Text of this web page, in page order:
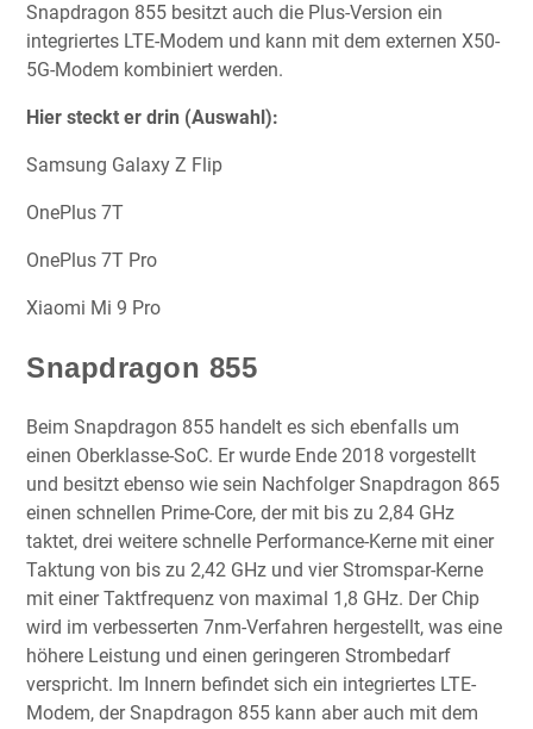
Snapdragon 855 besitzt auch die Plus-Version ein
integriertes LTE-Modem und kann mit dem externen X50-
5G-Modem kombiniert werden.
Hier steckt er drin (Auswahl):
Samsung Galaxy Z Flip
OnePlus 7T
OnePlus 7T Pro
Xiaomi Mi 9 Pro
Snapdragon 855
Beim Snapdragon 855 handelt es sich ebenfalls um
einen Oberklasse-SoC. Er wurde Ende 2018 vorgestellt
und besitzt ebenso wie sein Nachfolger Snapdragon 865
einen schnellen Prime-Core, der mit bis zu 2,84 GHz
taktet, drei weitere schnelle Performance-Kerne mit einer
Taktung von bis zu 2,42 GHz und vier Stromspar-Kerne
mit einer Taktfrequenz von maximal 1,8 GHz. Der Chip
wird im verbesserten 7nm-Verfahren hergestellt, was eine
höhere Leistung und einen geringeren Strombedarf
verspricht. Im Innern befindet sich ein integriertes LTE-
Modem, der Snapdragon 855 kann aber auch mit dem